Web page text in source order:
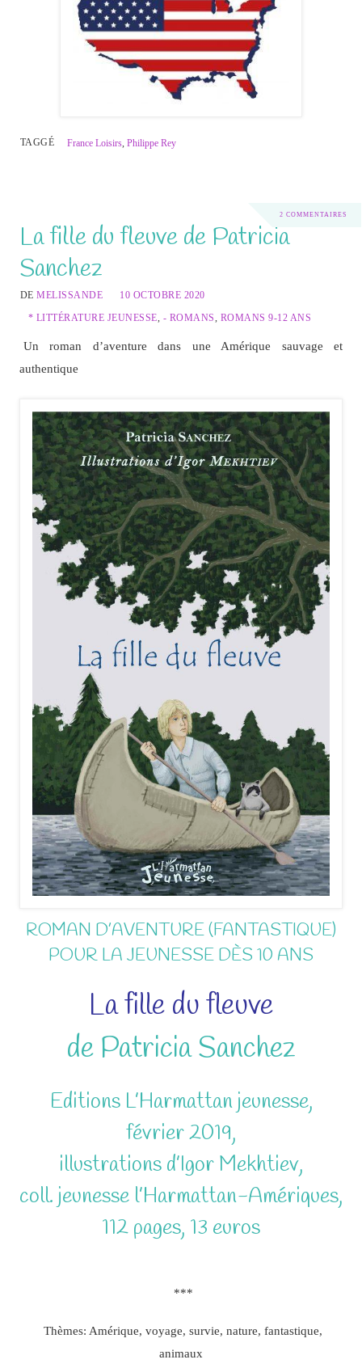
TAGGÉ France Loisirs,Philippe Rey
2 COMMENTAIRES
La fille du fleuve de Patricia
Sanchez
DEMELISSANDE
10 OCTOBRE 2020
* LITTÉRATURE JEUNESSE, - ROMANS, ROMANS 9-12 ANS
Un roman d’aventure dans une Amérique sauvage et
authentique
ROMAN D’AVENTURE (FANTASTIQUE)
POUR LA JEUNESSE DÈS 10 ANS
La fille du fleuve
de Patricia Sanchez
Editions L’Harmattan jeunesse,
février 2019,
illustrations d’Igor Mekhtiev,
coll. jeunesse l’Harmattan-Amériques,
112 pages, 13 euros
***
Thèmes: Amérique, voyage, survie, nature, fantastique,
animaux